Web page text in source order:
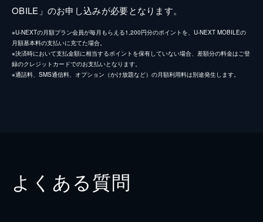
OBILE」のお申し込みが必要となります。
※U-NEXTの月額プラン会員が毎月もらえる1,200円分のポイントを、U-NEXT MOBILEの
月額基本料の支払いに充てた場合。
※決済時において支払金額に相当するポイントを保有していない場合、差額分の料金はご登
録のクレジットカードでのお支払いとなります。
※通話料、SMS通信料、オプション（かけ放題など）の月額利用料は別途発生します。
よくある質問